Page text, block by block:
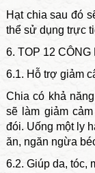
Hạt chia sau đó
thể sử dụng trực
6. TOP 12
6.1. Hỗ trợ giảm
Chia có khả
sẽ làm giảm
đói. Uống một ly
ăn, ngăn ngừa
6.2. Giúp da, tóc,